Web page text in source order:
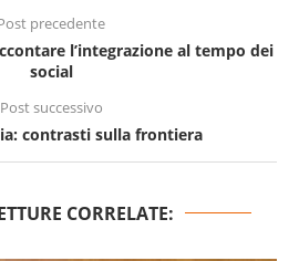
precedente
l’integrazione al tempo dei
social
Post successivo
contrasti sulla frontiera
CORRELATE: